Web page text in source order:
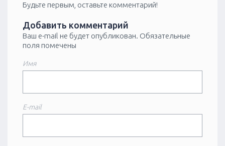
Будьте первым, оставьте комментарий!
Добавить комментарий
Ваш e-mail не будет опубликован. Обязательные
поля помечены
Имя
E-mail